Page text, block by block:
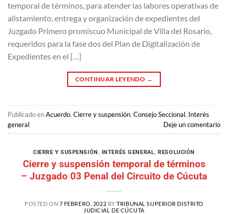
temporal de términos, para atender las labores operativas de
alistamiento, entrega y organización de expedientes del
Juzgado Primero promiscuo Municipal de Villa del Rosario,
requeridos para la fase dos del Plan de Digitalización de
Expedientes en el […]
CONTINUAR LEYENDO →
Publicado enAcuerdo, Cierre y suspensión, Consejo Seccional, Interés
general
Deje un comentario
CIERRE Y SUSPENSIÓN , INTERÉS GENERAL, RESOLUCIÓN
Cierre y suspensión temporal de términos
– Juzgado 03 Penal del Circuito de Cúcuta
POSTED ON 7 FEBRERO, 2022 BYTRIBUNAL SUPERIOR DISTRITO
JUDICIAL DE CÚCUTA